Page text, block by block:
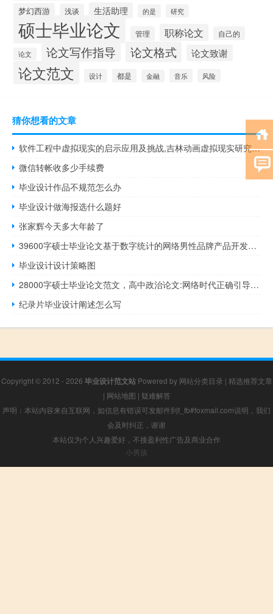
梦幻西游 浅谈 生活助理 的是 研究
硕士毕业论文 管理 职称论文 自己的
论文 论文写作指导 论文格式 论文致谢
论文范文 设计 都是 金融 音乐 风险
猜你想看的文章
软件工程中虚拟现实的启示应用及挑战,吉林动画虚拟现实研究所与江西理工大学软件工程...
微信转帐收多少手续费
毕业设计作品不规范怎么办
毕业设计做海报选什么题好
张家辉今天多大年龄了
39600字硕士毕业论文基于数字统计的网络男性品牌产品开发研究
毕业设计设计策略图
28000字硕士毕业论文范文，高中政治论文:网络时代正确引导中学生关注政治热点的研究
纪录片毕业设计阐述怎么写
Copyright © 2012 - 2026 毕业设计范文站Powered by 网站分类目录 | 精选推荐文章
| 网站地图 | 疑难解答
声明：本站内容来自互联网，如信息有错误可发邮件到f_fb#foxmail.com说明，我们
会及时纠正，谢谢
本站仅为个人兴趣爱好，不接盈利性广告及商业合作
小男孩